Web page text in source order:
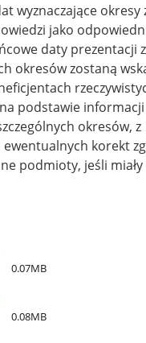
wyznaczające okresy
jako
daty prezentacji
okresów zostaną
podstawie informacji
okresów, z
korekt
podmioty, jeśli
0.07MB
0.08MB